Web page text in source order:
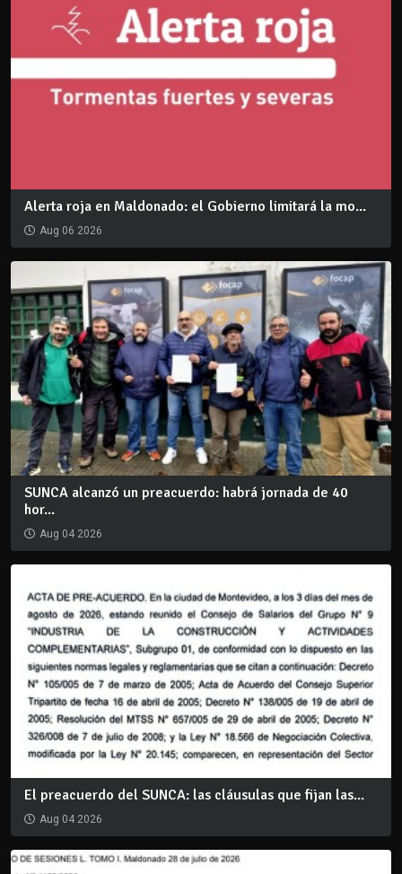
Alerta roja en Maldonado: el Gobierno limitará la mo...
Aug 06 2026
SUNCA alcanzó un preacuerdo: habrá jornada de 40
hor...
Aug 04 2026
El preacuerdo del SUNCA: las cláusulas que fijan las...
Aug 04 2026